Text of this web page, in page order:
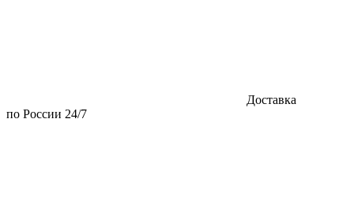
Доставка
по России 24/7